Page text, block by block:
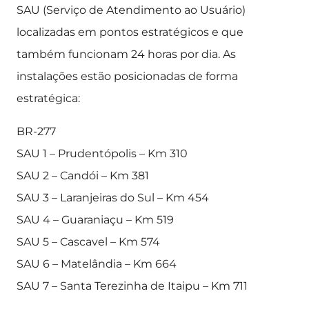
SAU (Serviço de Atendimento ao Usuário)
localizadas em pontos estratégicos e que
também funcionam 24 horas por dia. As
instalações estão posicionadas de forma
estratégica:
BR-277
SAU 1 – Prudentópolis – Km 310
SAU 2 – Candói – Km 381
SAU 3 – Laranjeiras do Sul – Km 454
SAU 4 – Guaraniaçu – Km 519
SAU 5 – Cascavel – Km 574
SAU 6 – Matelândia – Km 664
SAU 7 – Santa Terezinha de Itaipu – Km 711